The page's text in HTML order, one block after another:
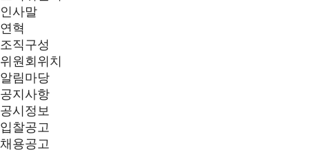
인사말
연혁
조직구성
위원회위치
알림마당
공지사항
공시정보
입찰공고
채용공고